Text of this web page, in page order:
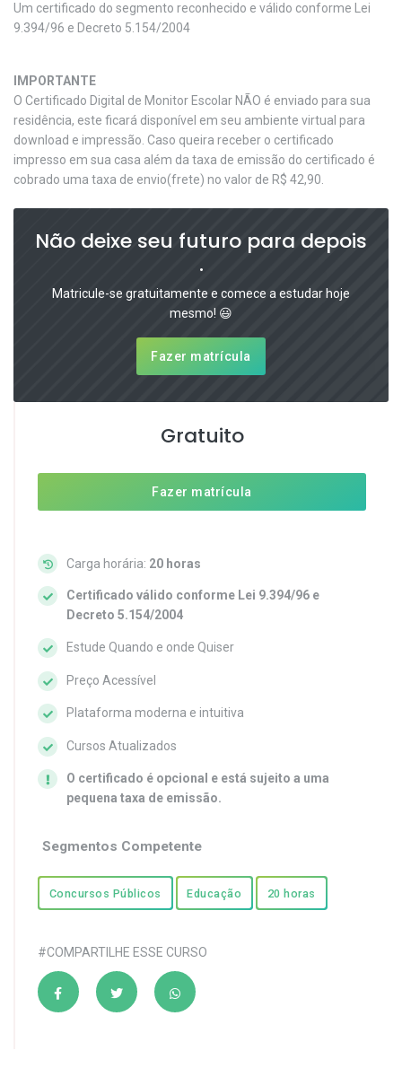
Um certificado do segmento reconhecido e válido conforme Lei
9.394/96 e Decreto 5.154/2004
IMPORTANTE
O Certificado Digital de Monitor Escolar NÃO é enviado para sua
residência, este ficará disponível em seu ambiente virtual para
download e impressão. Caso queira receber o certificado
impresso em sua casa além da taxa de emissão do certificado é
cobrado uma taxa de envio(frete) no valor de R$ 42,90.
Não deixe seu futuro para depois
.
Matricule-se gratuitamente e comece a estudar hoje
mesmo! 😃
Fazer matrícula
Gratuito
Fazer matrícula
Carga horária: 20 horas
Certificado válido conforme Lei 9.394/96 e
Decreto 5.154/2004
Estude Quando e onde Quiser
Preço Acessível
Plataforma moderna e intuitiva
Cursos Atualizados
O certificado é opcional e está sujeito a uma
pequena taxa de emissão.
Segmentos Competente
Concursos Públicos Educação 20 horas
#COMPARTILHE ESSE CURSO